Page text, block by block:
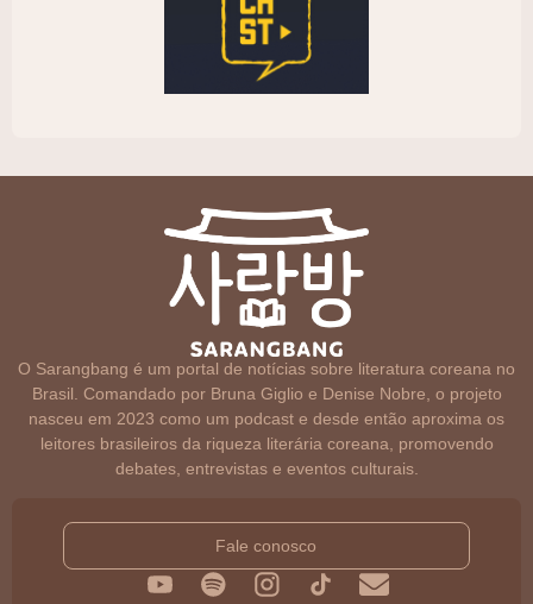
O Sarangbang é um portal de notícias sobre literatura coreana no
Brasil. Comandado por Bruna Giglio e Denise Nobre, o projeto
nasceu em 2023 como um podcast e desde então aproxima os
leitores brasileiros da riqueza literária coreana, promovendo
debates, entrevistas e eventos culturais.
Fale conosco